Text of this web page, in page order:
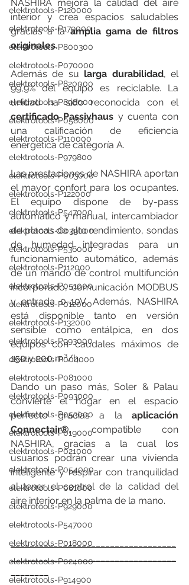
elektrotools-P120000
elektrotools-P179000
elektrotools-P800300
elektrotools-P070000
elektrotools-P820000
elektrotools-P898000
elektrotools-P058000
elektrotools-P110000
elektrotools-P979800
elektrotools-P003000
elektrotools-P122000
elektrotools-P547000
elektrotools-C039000
elektrotools-P536000
elektrotools-P112000
elektrotools-P051000
elektrotools-P012000
elektrotools-P132000
elektrotools-P993000
elektrotools-P004000
elektrotools-P081000
elektrotools-P093000
elektrotools-P053000
elektrotools-P019000
elektrotools-P021000
elektrotools-P054000
elektrotools-P081000
elektrotools-P929000
elektrotools-P547000
elektrotools-P018000
elektrotools-P024000
elektrotools-P914900
NASHIRA mejora la calidad del aire
interior y crea espacios saludables
gracias a la amplia gama de filtros
originales.
Además de su larga durabilidad, el
99,9% del equipo es reciclable. La
unidad ha sido reconocida con el
certificado Passivhaus y cuenta con
una calificación de eficiencia
energética de categoría A.
Las prestaciones de NASHIRA aportan
el mayor confort para los ocupantes.
El equipo dispone de by-pass
automático y manual, intercambiador
de placas de alto rendimiento, sondas
de humedad integradas para un
funcionamiento automático, además
de un mando de control multifunción
incorporado, comunicación MODBUS
y entrada 0-10V. Además, NASHIRA
está disponible tanto en versión
sensible como entálpica, en dos
equipos con caudales máximos de
150 y 200 m³/h.
Dando un paso más, Soler & Palau
convierte el hogar en el espacio
perfecto gracias a la aplicación
Connectair®, compatible con
NASHIRA, gracias a la cual los
usuarios podrán crear una vivienda
inteligente y respirar con tranquilidad
al tener el control de la calidad del
aire interior en la palma de la mano.
___________________________________
___________________________________